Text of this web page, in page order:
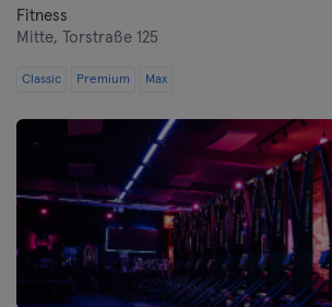
Fitness
Mitte,
Torstraße 125
Classic Premium Max